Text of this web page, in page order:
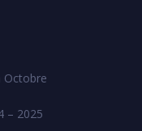
Octobre
– 2025